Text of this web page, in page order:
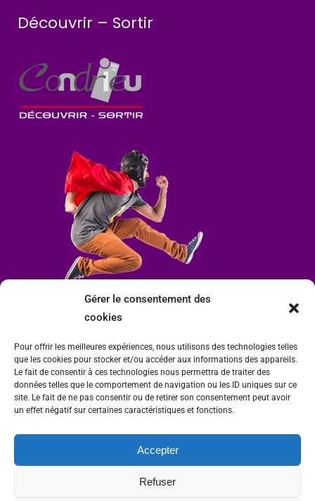
Gérer le consentement des
cookies
Pour offrir les meilleures expériences, nous utilisons des technologies telles
que les cookies pour stocker et/ou accéder aux informations des appareils.
Le fait de consentir à ces technologies nous permettra de traiter des
données telles que le comportement de navigation ou les ID uniques sur ce
site. Le fait de ne pas consentir ou de retirer son consentement peut avoir
un effet négatif sur certaines caractéristiques et fonctions.
Accepter
Refuser
Découvrir – Sortir
Mairie de Condrieu | Copyright © 2023 |Mentions légales